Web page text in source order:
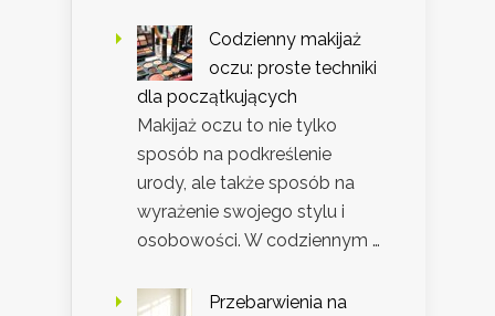
Codzienny makijaż
oczu: proste techniki
dla początkujących
Makijaż oczu to nie tylko
sposób na podkreślenie
urody, ale także sposób na
wyrażenie swojego stylu i
osobowości. W codziennym …
Przebarwienia na